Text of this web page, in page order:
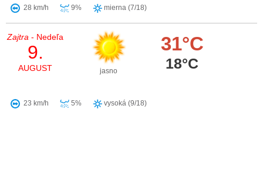
28 km/h 9% mierna (7/18)
Zajtra - Nedeľa
9.
AUGUST jasno
31°C
18°C
23 km/h 5% vysoká (9/18)